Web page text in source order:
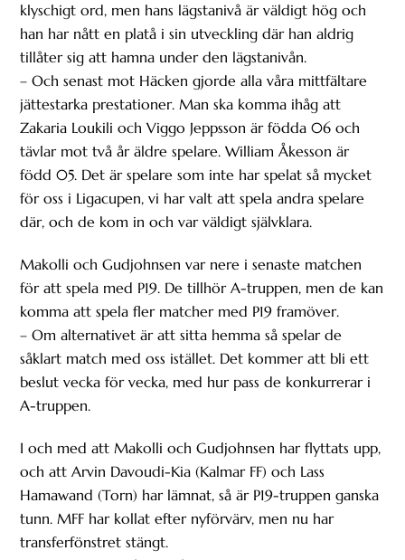
klyschigt ord, men hans lägstanivå är väldigt hög och
han har nått en platå i sin utveckling där han aldrig
tillåter sig att hamna under den lägstanivån.
– Och senast mot Häcken gjorde alla våra mittfältare
jättestarka prestationer. Man ska komma ihåg att
Zakaria Loukili och Viggo Jeppsson är födda 06 och
tävlar mot två år äldre spelare. William Åkesson är
född 05. Det är spelare som inte har spelat så mycket
för oss i Ligacupen, vi har valt att spela andra spelare
där, och de kom in och var väldigt självklara.
Makolli och Gudjohnsen var nere i senaste matchen
för att spela med P19. De tillhör A-truppen, men de kan
komma att spela fler matcher med P19 framöver.
– Om alternativet är att sitta hemma så spelar de
såklart match med oss istället. Det kommer att bli ett
beslut vecka för vecka, med hur pass de konkurrerar i
A-truppen.
I och med att Makolli och Gudjohnsen har flyttats upp,
och att Arvin Davoudi-Kia (Kalmar FF) och Lass
Hamawand (Torn) har lämnat, så är P19-truppen ganska
tunn. MFF har kollat efter nyförvärv, men nu har
transferfönstret stängt.